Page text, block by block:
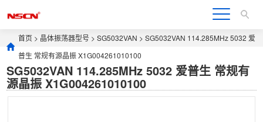
首页 > 晶体振荡器型号 >SG5032VAN > SG5032VAN 114.285MHz 5032 爱
普生 常规有源晶振 X1G004261010100
SG5032VAN 114.285MHz 5032 爱普生 常规有
源晶振 X1G004261010100